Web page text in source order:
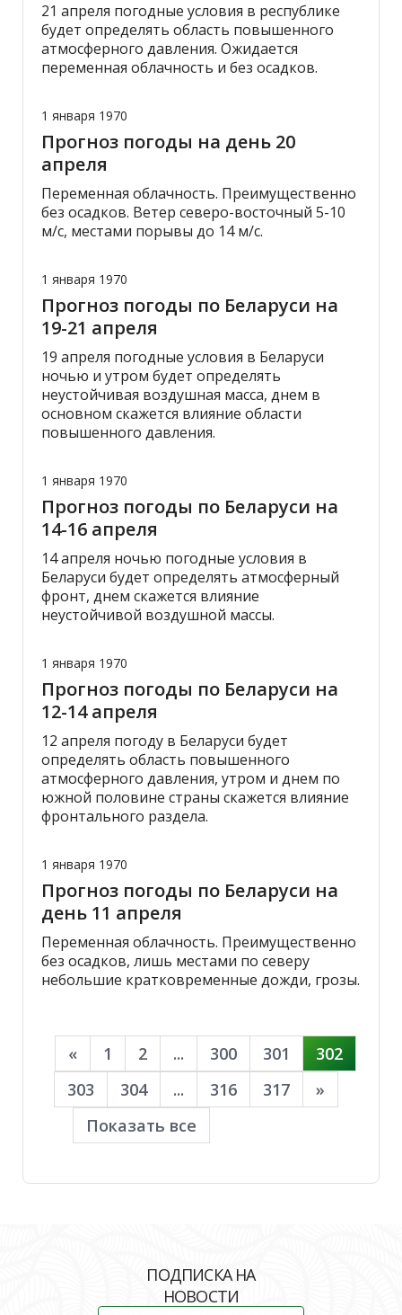
21 апреля погодные условия в республике
будет определять область повышенного
атмосферного давления. Ожидается
переменная облачность и без осадков.
1 января 1970
Прогноз погоды на день 20
апреля
Переменная облачность. Преимущественно
без осадков. Ветер северо-восточный 5-10
м/с, местами порывы до 14 м/с.
1 января 1970
Прогноз погоды по Беларуси на
19-21 апреля
19 апреля погодные условия в Беларуси
ночью и утром будет определять
неустойчивая воздушная масса, днем в
основном скажется влияние области
повышенного давления.
1 января 1970
Прогноз погоды по Беларуси на
14-16 апреля
14 апреля ночью погодные условия в
Беларуси будет определять атмосферный
фронт, днем скажется влияние
неустойчивой воздушной массы.
1 января 1970
Прогноз погоды по Беларуси на
12-14 апреля
12 апреля погоду в Беларуси будет
определять область повышенного
атмосферного давления, утром и днем по
южной половине страны скажется влияние
фронтального раздела.
1 января 1970
Прогноз погоды по Беларуси на
день 11 апреля
Переменная облачность. Преимущественно
без осадков, лишь местами по северу
небольшие кратковременные дожди, грозы.
« 1 2 ... 300 301
302
303
304 ... 316 317
»
Показать все
ПОДПИСКА НА
НОВОСТИ